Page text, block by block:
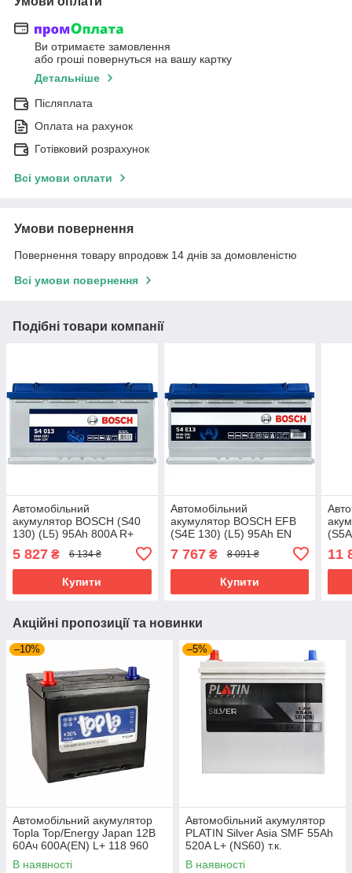
Ви отримаєте замовлення
або гроші повернуться на вашу картку
Детальніше
Післяплата
Оплата на рахунок
Готівковий розрахунок
Всі умови оплати
Умови повернення
Повернення товару впродовж 14 днів за домовленістю
Всі умови повернення
Подібні товари компанії
Автомобільний
акумулятор BOSCH (S40
130) (L5) 95Ah 800A R+
5 827 ₴ 6 134 ₴
Купити
Автомобільний
акумулятор BOSCH EFB
(S4E 130) (L5) 95Ah EN
7 767₴ 8 091 ₴
Купити
11
Акційні пропозиції та новинки
–10%
Автомобільний акумулятор
Topla Top/Energy Japan 12В
60Ач 600А(EN) L+ 118 960
В наявності
–5%
Автомобільний акумулятор
PLATIN Silver Asia SMF 55Ah
520A L+ (NS60) т.к.
В наявності